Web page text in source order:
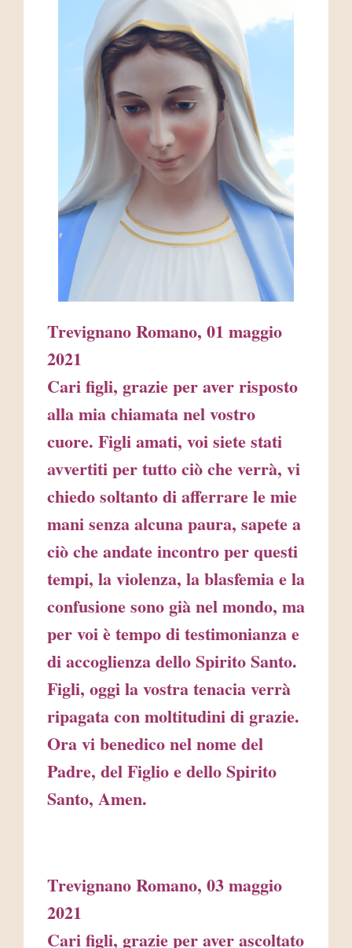
AREA RISERVATA
Trevignano Romano, 01 maggio
2021
Cari figli, grazie per aver risposto
alla mia chiamata nel vostro
cuore. Figli amati, voi siete stati
avvertiti per tutto ciò che verrà, vi
chiedo soltanto di afferrare le mie
mani senza alcuna paura, sapete a
ciò che andate incontro per questi
tempi, la violenza, la blasfemia e la
confusione sono già nel mondo, ma
per voi è tempo di testimonianza e
di accoglienza dello Spirito Santo.
Figli, oggi la vostra tenacia verrà
ripagata con moltitudini di grazie.
Ora vi benedico nel nome del
Padre, del Figlio e dello Spirito
Santo, Amen.
Trevignano Romano, 03 maggio
2021
Cari figli, grazie per aver ascoltato